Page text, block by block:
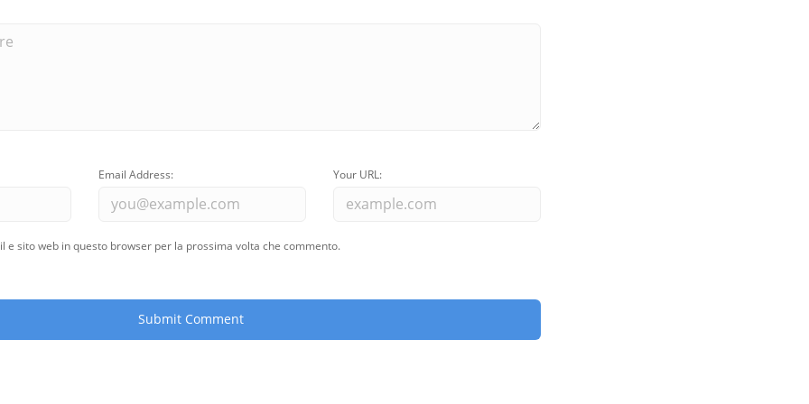
Email Address: Your URL:
e sito web in questo browser per la prossima volta che commento.